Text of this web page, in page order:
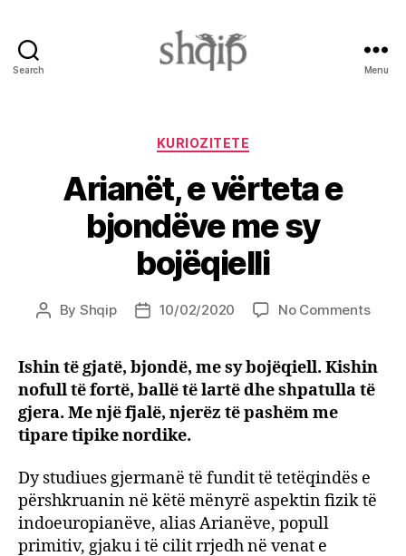
Search Menu
Categories
KURIOZITETE
Arianët, e vërteta e
bjondëve me sy
bojëqielli
Post
By Shqip
Post10/02/2020 No Commentson
e
Ishin të gjatë, bjondë, me sy bojëqiell. Kishin
nofull të fortë, ballë të lartë dhe shpatulla të
gjera. Me një fjalë, njerëz të pashëm me
tipare tipike nordike.
Dy studiues gjermanë të fundit të tetëqindës e
përshkruanin në këtë mënyrë aspektin fizik të
indoeuropianëve, alias Arianëve, popull
primitiv, gjaku i të cilit rrjedh në venat e